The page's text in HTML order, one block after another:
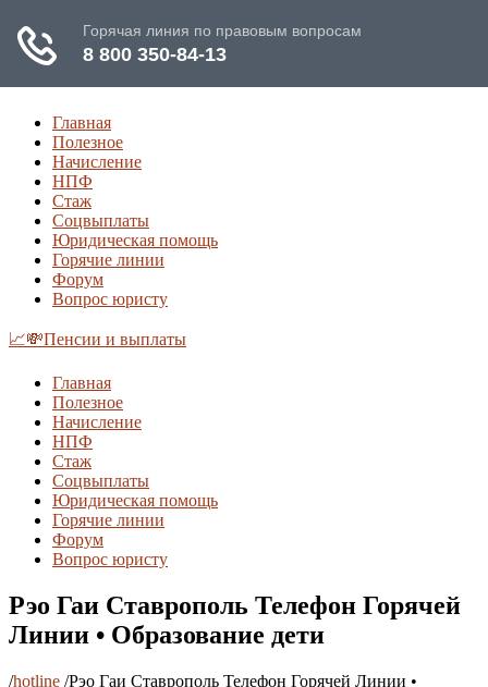
Главная
Полезное
Начисление
НПФ
Стаж
Соцвыплаты
Юридическая помощь
Горячие линии
Форум
Вопрос юристу
📈💸Пенсии и выплаты
Главная
Полезное
Начисление
НПФ
Стаж
Соцвыплаты
Юридическая помощь
Горячие линии
Форум
Вопрос юристу
Рэо Гаи Ставрополь Телефон Горячей
Линии • Образование дети
/hotline /Рэо Гаи Ставрополь Телефон Горячей Линии •